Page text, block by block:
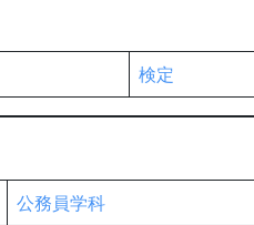
検定
公務員学科